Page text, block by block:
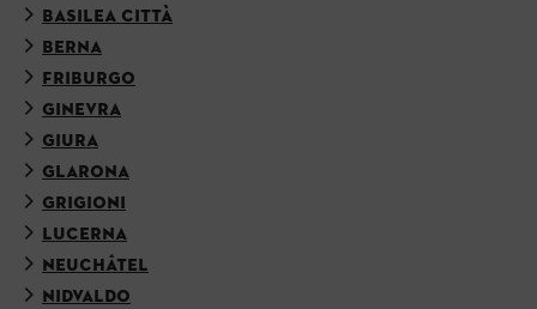
BASILEA CITTÀ
BERNA
FRIBURGO
GINEVRA
GIURA
GLARONA
GRIGIONI
LUCERNA
NEUCHÂTEL
NIDVALDO